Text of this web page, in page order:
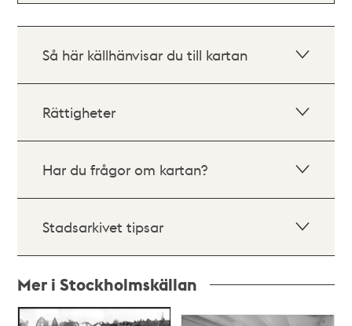
Så här källhänvisar du till kartan
Rättigheter
Har du frågor om kartan?
Stadsarkivet tipsar
Mer i Stockholmskällan
Relaterade